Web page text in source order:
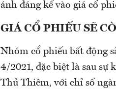
ánh đáng kể vào giá cổ
GIÁ CỔ PHIẾU SẼ
Nhóm cổ phiếu bất động
4/2021, đặc biệt là sau sự
Thủ Thiêm, với chỉ số